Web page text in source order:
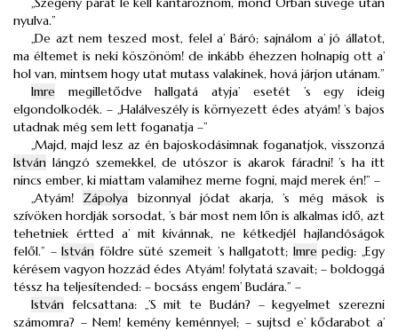
nyulva.”
„De azt nem teszed most, felel a’ Báró; sajnálom a’ jó állatot,
ma éltemet is neki köszönöm! de inkább éhezzen holnapig ott a’
hol van, mintsem hogy utat mutass valakinek, hová járjon utánam.”
Imre megilletődve hallgatá atyja’ esetét ’s egy ideig
elgondolkodék. – „Halálveszély is környezett édes atyám! ’s bajos
utadnak még sem lett foganatja –”
„Majd, majd lesz az én bajoskodásimnak foganatjok, visszonzá
István lángzó szemekkel, de utószor is akarok fáradni! ’s ha itt
nincs ember, ki miattam valamihez merne fogni, majd merek én!” –
„Atyám! Zápolya bizonnyal jódat akarja, ’s még mások is
szívöken hordják sorsodat, ’s bár most nem lőn is alkalmas idő, azt
tehetniek értted a’ mit kivánnak, ne kétkedjél hajlandóságok
felől.” –István földre süté szemeit ’s hallgatott; Imrepedig: „Egy
kérésem vagyon hozzád édes Atyám! folytatá szavait; – boldoggá
téssz ha teljesítended: – bocsáss engem’ Budára.” –
István felcsattana: „’S mit te Budán? – kegyelmet szerezni
számomra? – Nem! kemény keménnyel; – sujtsd e’ kődarabot a’